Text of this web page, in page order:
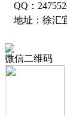
QQ：
地址：徐汇
微信二维码